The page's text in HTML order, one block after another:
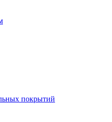
покрытий